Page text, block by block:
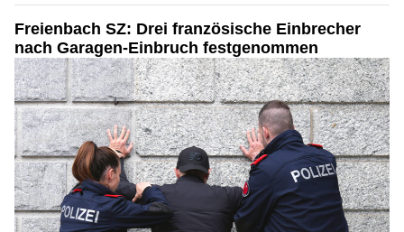
Freienbach SZ: Drei französische Einbrecher
nach Garagen-Einbruch festgenommen